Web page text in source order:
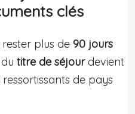
clés
rester plus de 90 jours
titre de séjourdevient
de pays